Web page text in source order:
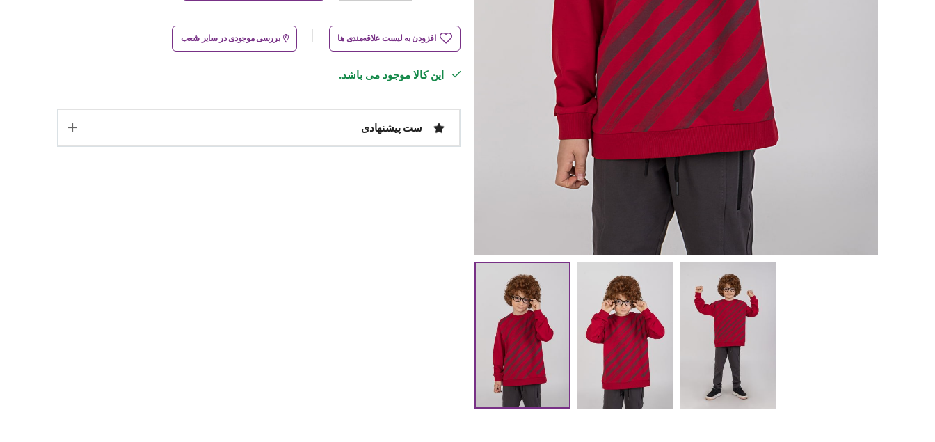
افزودن به لیست علاقه‌مندی ها بررسی موجودی در سایر شعب
این کالا موجود می باشد.
ست پیشنهادی